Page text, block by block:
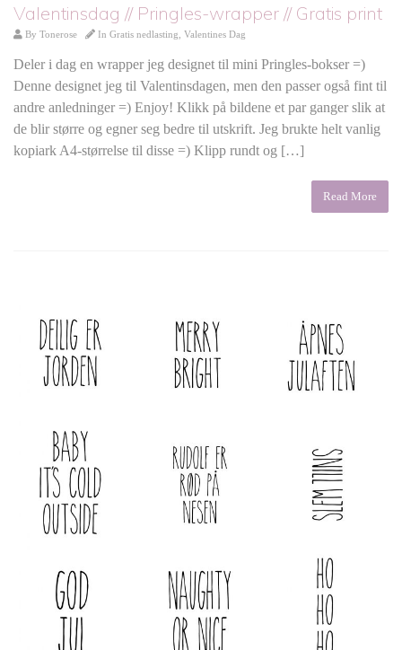
Valentinsdag // Pringles-wrapper // Gratis print
By Tonerose In Gratis nedlasting Valentines Dag
Deler i dag en wrapper jeg designet til mini Pringles-bokser =)
Denne designet jeg til Valentinsdagen, men den passer også fint til
andre anledninger =) Enjoy! Klikk på bildene et par ganger slik at
de blir større og egner seg bedre til utskrift. Jeg brukte helt vanlig
kopiark A4-størrelse til disse =) Klipp rundt og […]
Read More